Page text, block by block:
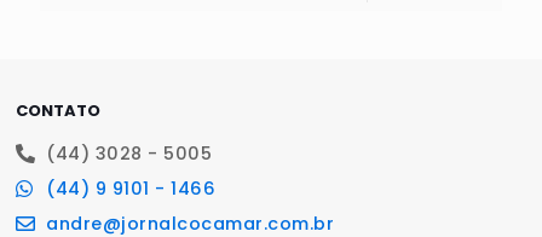
CONTATO
(44) 3028 - 5005
(44) 9 9101 - 1466
andre@jornalcocamar.com.br